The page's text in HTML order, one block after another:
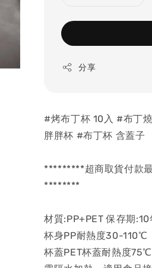
分享
#烤布丁杯 10入 #布丁
胖胖杯 #布丁杯 含蓋子
*********超商取貨付款
********
材質:PP+PET 保存期:10
杯身PP耐熱度30-110℃
杯蓋PET杯蓋耐熱度